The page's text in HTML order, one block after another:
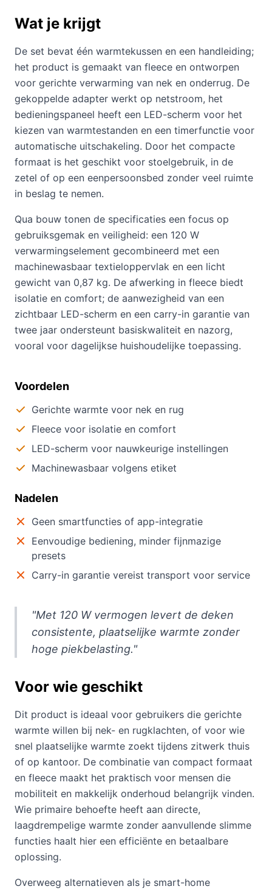
Wat je krijgt
De set bevat één warmtekussen en een handleiding;
het product is gemaakt van fleece en ontworpen
voor gerichte verwarming van nek en onderrug. De
gekoppelde adapter werkt op netstroom, het
bedieningspaneel heeft een LED-scherm voor het
kiezen van warmtestanden en een timerfunctie voor
automatische uitschakeling. Door het compacte
formaat is het geschikt voor stoelgebruik, in de
zetel of op een eenpersoonsbed zonder veel ruimte
in beslag te nemen.
Qua bouw tonen de specificaties een focus op
gebruiksgemak en veiligheid: een 120 W
verwarmingselement gecombineerd met een
machinewasbaar textieloppervlak en een licht
gewicht van 0,87 kg. De afwerking in fleece biedt
isolatie en comfort; de aanwezigheid van een
zichtbaar LED-scherm en een carry-in garantie van
twee jaar ondersteunt basiskwaliteit en nazorg,
vooral voor dagelijkse huishoudelijke toepassing.
Voordelen
Gerichte warmte voor nek en rug
Fleece voor isolatie en comfort
LED-scherm voor nauwkeurige instellingen
Machinewasbaar volgens etiket
Nadelen
Geen smartfuncties of app-integratie
Eenvoudige bediening, minder fijnmazige
presets
Carry-in garantie vereist transport voor service
"Met 120 W vermogen levert de deken
consistente, plaatselijke warmte zonder
hoge piekbelasting."
Voor wie geschikt
Dit product is ideaal voor gebruikers die gerichte
warmte willen bij nek- en rugklachten, of voor wie
snel plaatselijke warmte zoekt tijdens zitwerk thuis
of op kantoor. De combinatie van compact formaat
en fleece maakt het praktisch voor mensen die
mobiliteit en makkelijk onderhoud belangrijk vinden.
Wie primaire behoefte heeft aan directe,
laagdrempelige warmte zonder aanvullende slimme
functies haalt hier een efficiënte en betaalbare
oplossing.
Overweeg alternatieven als je smart-home